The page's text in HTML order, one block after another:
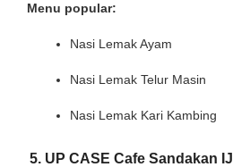
Menu popular:
Nasi Lemak Ayam
Nasi Lemak Telur Masin
Nasi Lemak Kari Kambing
5. UP CASE Cafe Sandakan